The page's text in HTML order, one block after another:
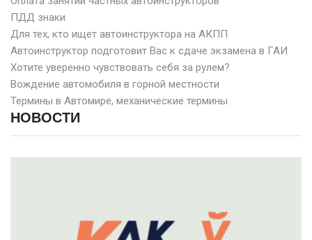
ПДД знаки
Для тех, кто ищет автоинструктора на АКПП
Автоинструктор подготовит Вас к сдаче экзамена в ГАИ
Хотите уверенно чувствовать себя за рулем?
Вождение автомобиля в горной местности
Термины в Автомире, механические термины
НОВОСТИ